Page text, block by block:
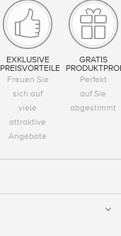
EXKLUSIVE
PREISVORTEILE
Freuen Sie
sich auf
viele
attraktive
Angebote
GRATIS
Perfekt
auf Sie
abgestimmt